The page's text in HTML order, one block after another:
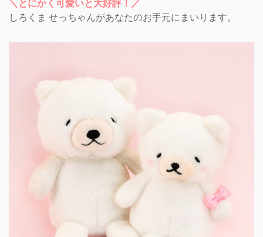
＼とにかく可愛いと大好評！／
しろくま せっちゃんがあなたのお手元にまいります。